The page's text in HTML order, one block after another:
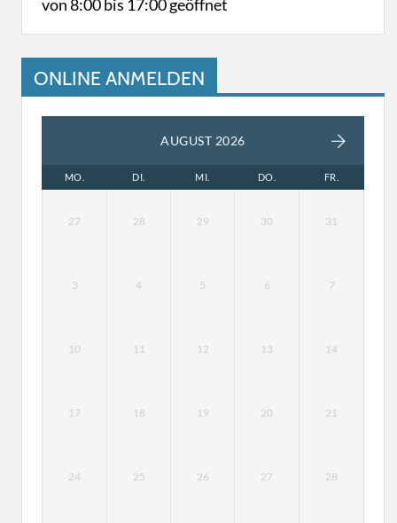
von 8:00 bis 17:00 geöffnet
ONLINE ANMELDEN
AUGUST 2026
MO. DI. MI. DO. FR.
27 28 29 30 31
3 4 5 6 7
10 11 12 13 14
17 18 19 20 21
24 25 26 27 28